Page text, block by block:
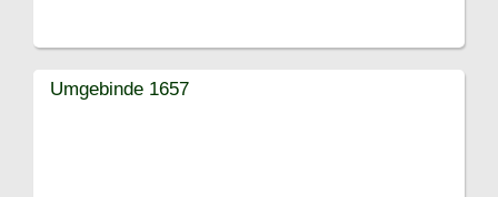
Umgebinde 1657